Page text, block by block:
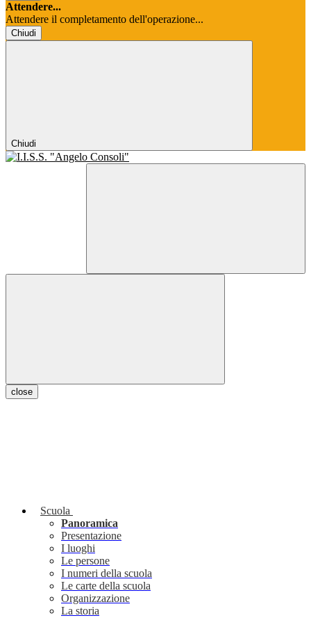
Attendere...
Attendere il completamento dell'operazione...
Chiudi
Chiudi
close
Scuola
Panoramica
Presentazione
I luoghi
Le persone
I numeri della scuola
Le carte della scuola
Organizzazione
La storia